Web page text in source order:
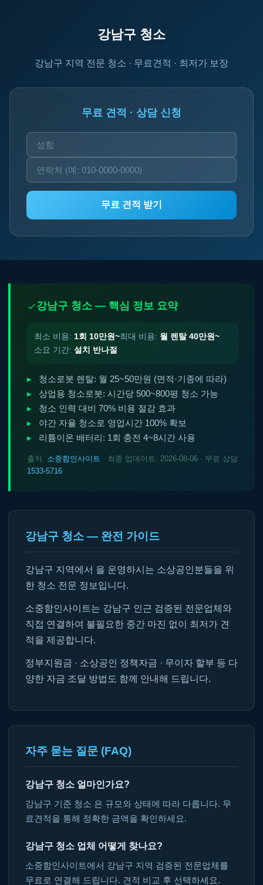
강남구 청소
강남구 지역 전문 청소 · 무료견적 · 최저가 보장
무료 견적 · 상담 신청
무료 견적 받기
강남구 청소 — 핵심 정보 요약
최소 비용: 1회 10만원~최대 비용: 월 렌탈 40만원~
소요 기간: 설치 반나절
청소로봇 렌탈: 월 25~50만원 (면적·기종에 따라)
상업용 청소로봇: 시간당 500~800평 청소 가능
청소 인력 대비 70% 비용 절감 효과
야간 자율 청소로 영업시간 100% 확보
리튬이온 배터리: 1회 충전 4~8시간 사용
출처: 소중함인사이트 · 최종 업데이트: 2026-08-06 · 무료 상담
1533-5716
강남구 청소 — 완전 가이드
강남구 지역에서 을 운영하시는 소상공인분들을 위
한 청소 전문 정보입니다.
소중함인사이트는 강남구 인근 검증된 전문업체와
직접 연결하여 불필요한 중간 마진 없이 최저가 견
적을 제공합니다.
정부지원금 · 소상공인 정책자금 · 무이자 할부 등 다
양한 자금 조달 방법도 함께 안내해 드립니다.
자주 묻는 질문 (FAQ)
강남구 청소 얼마인가요?
강남구 기준 청소 은 규모와 상태에 따라 다릅니다. 무
료견적을 통해 정확한 금액을 확인하세요.
강남구 청소 업체 어떻게 찾나요?
소중함인사이트에서 강남구 지역 검증된 전문업체를
무료로 연결해 드립니다. 견적 비교 후 선택하세요.